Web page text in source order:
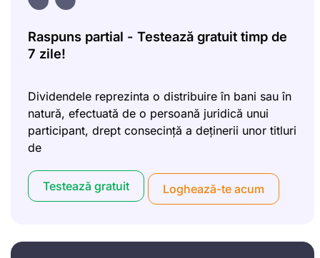
Raspuns partial - Testează gratuit timp de
7 zile!
Dividendele reprezinta o distribuire în bani sau în
natură, efectuată de o persoană juridică unui
participant, drept consecință a deținerii unor titluri
de
Testează gratuit Loghează-te acum